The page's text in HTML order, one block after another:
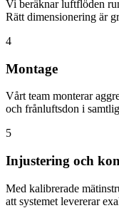
Vi beräknar luftflöden
Rätt dimensionering är
4
Montage
Vårt team monterar
och frånluftsdon i
5
Injustering och
Med kalibrerade
att systemet levererar